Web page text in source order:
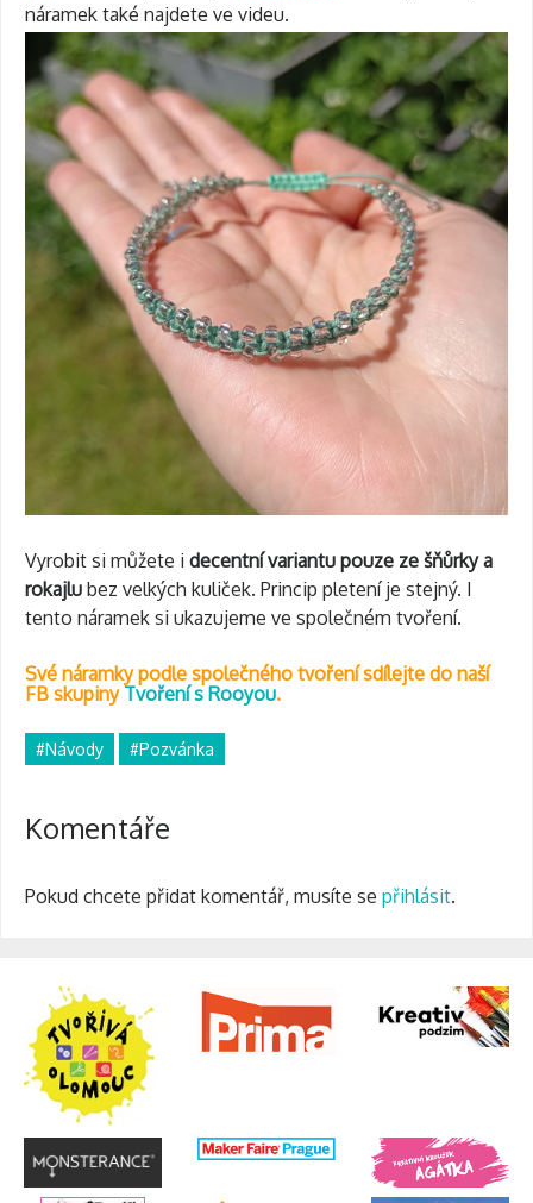
náramek také najdete ve videu.
Vyrobit si můžete i decentní variantu pouze ze šňůrky a
rokajlu bez velkých kuliček. Princip pletení je stejný. I
tento náramek si ukazujeme ve společném tvoření.
Své náramky podle společného tvoření sdílejte do naší
FB skupinyTvoření s Rooyou.
#Návody #Pozvánka
Komentáře
Pokud chcete přidat komentář, musíte se přihlásit.